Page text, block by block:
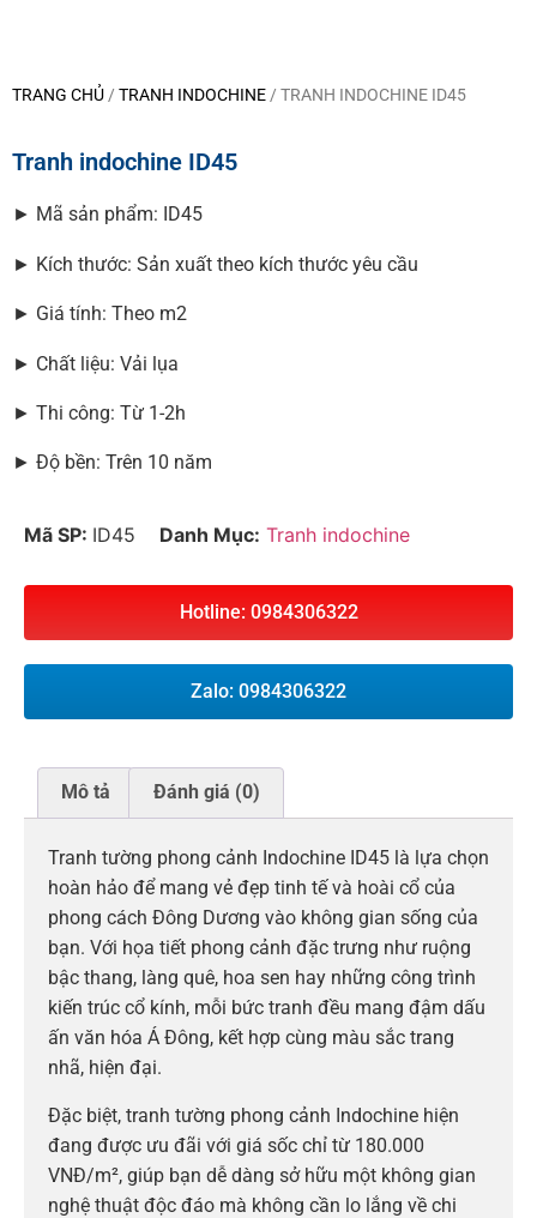
TRANG CHỦ/ TRANH INDOCHINE/ TRANH INDOCHINE ID45
Tranh indochine ID45
► Mã sản phẩm: ID45
► Kích thước: Sản xuất theo kích thước yêu cầu
► Giá tính: Theo m2
► Chất liệu: Vải lụa
► Thi công: Từ 1-2h
► Độ bền: Trên 10 năm
Mã SP: ID45 Danh Mục: Tranh indochine
Hotline: 0984306322
Zalo: 0984306322
Mô tả Đánh giá (0)
Tranh tường phong cảnh Indochine ID45 là lựa chọn
hoàn hảo để mang vẻ đẹp tinh tế và hoài cổ của
phong cách Đông Dương vào không gian sống của
bạn. Với họa tiết phong cảnh đặc trưng như ruộng
bậc thang, làng quê, hoa sen hay những công trình
kiến trúc cổ kính, mỗi bức tranh đều mang đậm dấu
ấn văn hóa Á Đông, kết hợp cùng màu sắc trang
nhã, hiện đại.
Đặc biệt, tranh tường phong cảnh Indochine hiện
đang được ưu đãi với giá sốc chỉ từ 180.000
VNĐ/m², giúp bạn dễ dàng sở hữu một không gian
nghệ thuật độc đáo mà không cần lo lắng về chi